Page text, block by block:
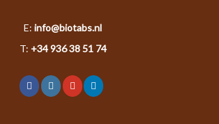
E: info@biotabs.nl
T: +34 936 38 51 74